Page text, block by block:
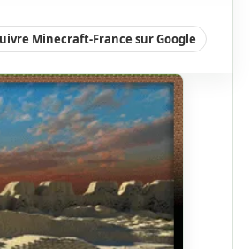
Minecraft-France sur Google